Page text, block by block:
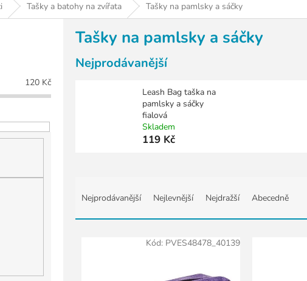
Tašky a batohy na zvířata Tašky na pamlsky a sáčky
120 Kč
Tašky na pamlsky a sáčky
Nejprodávanější
Leash Bag taška na
pamlsky a sáčky
fialová
Skladem
119 Kč
e
Nejprodávanější Nejlevnější Nejdražší Abecedně
Kód: PVES48478_40139